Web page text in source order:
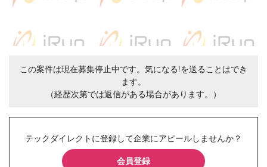
この案件は現在募集停止中です。気になる!を送ることはでき
ます。
（経歴次第では返信がある場合があります。）
テックダイレクトに登録して企業にアピールしませんか？
会員登録